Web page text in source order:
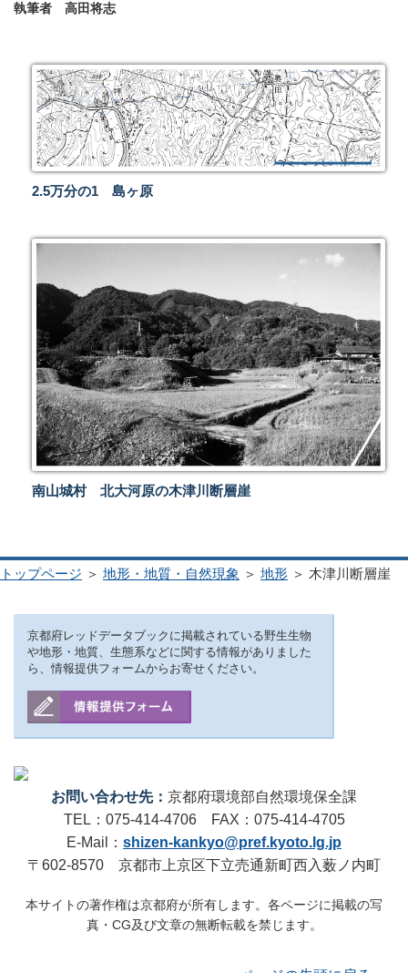
執筆者 高田将志
2.5万分の1 島ヶ原
南山城村 北大河原の木津川断層崖
トップページ ＞ 地形・地質・自然現象 ＞ 地形 ＞ 木津川断層崖
京都府レッドデータブックに掲載されている野生生物
や地形・地質、生態系などに関する情報がありました
ら、情報提供フォームからお寄せください。
お問い合わせ先： 京都府環境部自然環境保全課
TEL：075-414-4706 FAX：075-414-4705
E-Mail： shizen-kankyo@pref.kyoto.lg.jp
〒602-8570 京都市上京区下立売通新町西入薮ノ内町
本サイトの著作権は京都府が所有します。各ページに掲載の写
真・CG及び文章の無断転載を禁じます。